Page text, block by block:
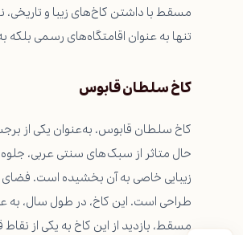
مسقط با داشتن کاخ‌های زیبا و
تنها به عنوان اقامتگاه‌های رسمی
کاخ سلطان قابوس
حال متاثر از سبک‌های سنتی عربی،
زیبایی خاصی به آن بخشیده است.
طراحی است. این کاخ، در طول سال، به
مسقط، بازدید از این کاخ به یکی از